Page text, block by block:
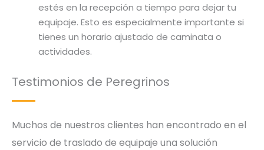
estés en la recepción a tiempo para dejar tu
equipaje. Esto es especialmente importante si
tienes un horario ajustado de caminata o
actividades.
Testimonios de Peregrinos
Muchos de nuestros clientes han encontrado en el
servicio de traslado de equipaje una solución